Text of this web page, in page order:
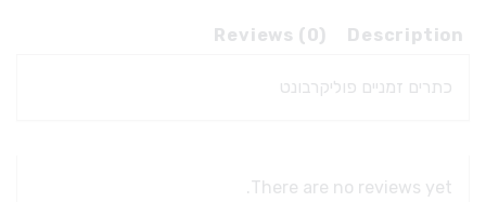
Description
Reviews (0)
כתרים זמניים פוליקרבונט
There are no reviews yet.